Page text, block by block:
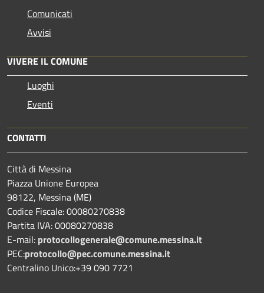
Comunicati
Avvisi
VIVERE IL COMUNE
Luoghi
Eventi
CONTATTI
Città di Messina
Piazza Unione Europea
98122, Messina (ME)
Codice Fiscale: 00080270838
Partita IVA: 00080270838
E-mail: protocollogenerale@comune.messina.it
PEC:protocollo@pec.comune.messina.it
Centralino Unico:+39 090 7721